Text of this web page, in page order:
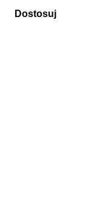
Polecamy
Dostosuj